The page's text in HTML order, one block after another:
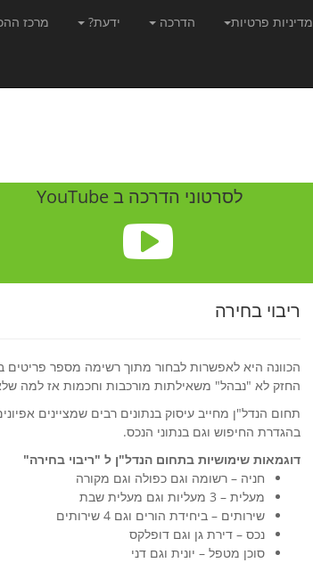
מרכז ידעת? הדרכה מדיניות פרטיות
לסרטוני הדרכה ב YouTube
ריבוי בחירה
הכוונה היא לאפשרות לבחור מתוך רשימה מספר פריטים
החזק לא "נבהל" משאילתות מורכבות וחכמות אז למה
תחום הנדל"ן מחייב עיסוק בנתונים רבים שמציינים
בהגדרת החיפוש וגם בנתוני הנכס.
דוגמאות שימושיות בתחום הנדל"ן ל "ריבוי בחירה"
חניה – רשומה וגם כפולה וגם מקורה
מעלית – 3 מעליות וגם מעלית שבת
שירותים – ביחידת הורים וגם 4 שירותים
נכס – דירת גן וגם דופלקס
סוכן מטפל – יונית וגם דני